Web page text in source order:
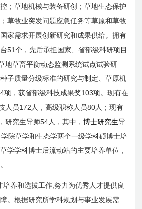
；草地机械与装备研创；草地生态保护
草牧业突发问题应急任务等草原和草牧
家需求开展创新研究和成果供给。拥有
51个，先后承担国家、省部级科研项目
地草畜平衡动态监测系统试点试验研
子质量分级标准的研究与制定、草原机
4项，获省部级科技成果奖103项。现有在
人员172 人，高级职称人员80 人；现有
研究生导师54 人，其中，博士研究生导
学院草学和生态学两个一级学科硕博士培
学学科博士后流动站的主要培养单位，
培养和选拔工作 努力为优秀人才提供良
。根据研究所学科规划与事业发展需